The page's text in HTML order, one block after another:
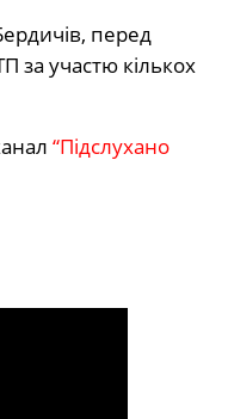
перед
за участю кількох
“Підслухано